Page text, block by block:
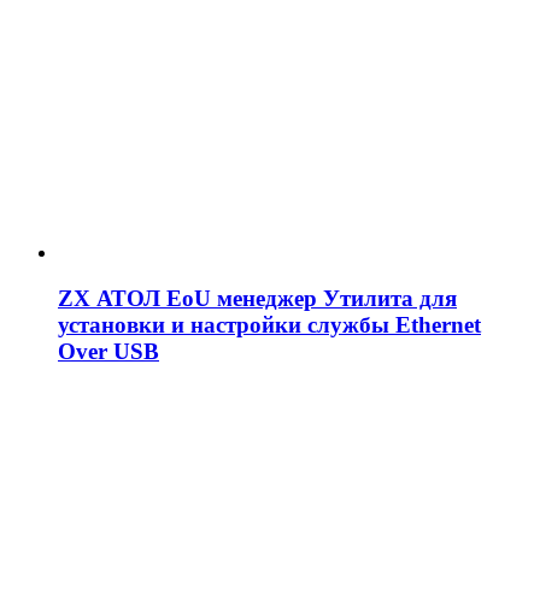
ZX АТОЛ EoU менеджер Утилита для
установки и настройки службы Ethernet
Over USB